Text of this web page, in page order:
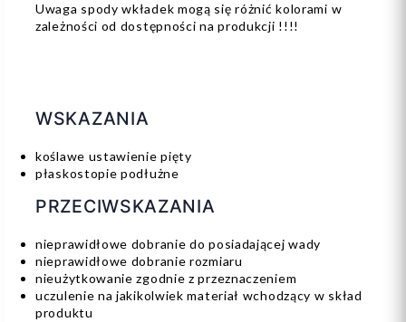
Uwaga spody wkładek mogą się różnić kolorami w
zależności od dostępności na produkcji !!!!
WSKAZANIA
koślawe ustawienie pięty
płaskostopie podłużne
PRZECIWSKAZANIA
nieprawidłowe dobranie do posiadającej wady
nieprawidłowe dobranie rozmiaru
nieużytkowanie zgodnie z przeznaczeniem
uczulenie na jakikolwiek materiał wchodzący w skład
produktu